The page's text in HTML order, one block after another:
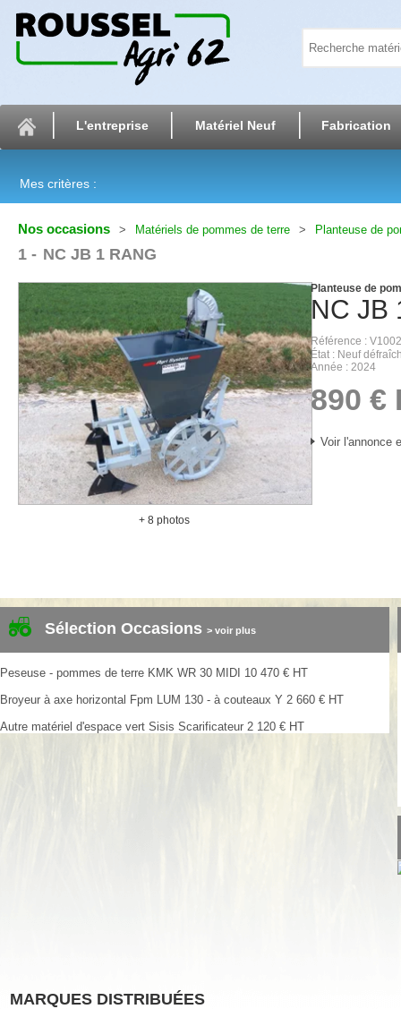
L'entreprise Matériel Neuf Fabrication
Mes critères :
Nos occasions Matériels de pommes de terre Planteuse de
1 NC JB 1 RANG
+ 8 photos
NC JB
Planteuse de
Référence
V1002
État
Neuf
Année
2024
890 €
Voir l'annonce
Sélection Occasions > voir plus
Peseuse - pommes de terre KMK WR 30 MIDI 10 470 € HT
Broyeur à axe horizontal Fpm LUM 130 - à couteaux Y 2 660 € HT
Autre matériel d'espace vert Sisis Scarificateur 2 120 € HT
MARQUES DISTRIBUÉES